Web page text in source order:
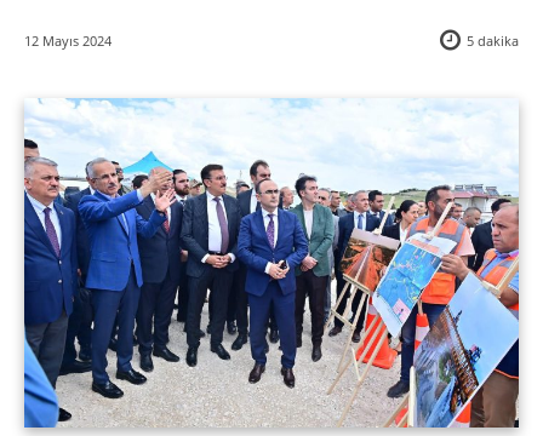
12 Mayıs 2024 5 dakika